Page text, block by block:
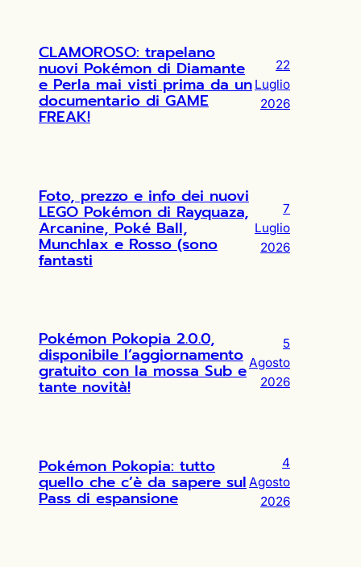
CLAMOROSO: trapelano
nuovi Pokémon di Diamante
e Perla mai visti prima da un
documentario di GAME
FREAK!
22
Luglio
2026
Foto, prezzo e info dei nuovi
LEGO Pokémon di Rayquaza,
Arcanine, Poké Ball,
Munchlax e Rosso (sono
fantasti
7
Luglio
2026
Pokémon Pokopia 2.0.0,
disponibile l’aggiornamento
gratuito con la mossa Sub e
tante novità!
5
Agosto
2026
Pokémon Pokopia: tutto
quello che c’è da sapere sul
Pass di espansione
4
Agosto
2026